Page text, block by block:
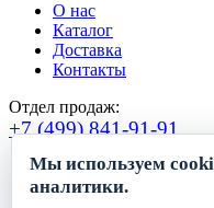
О нас
Каталог
Доставка
Контакты
Отдел продаж:
+7 (499) 841-91-91
Мы используем
аналитики.